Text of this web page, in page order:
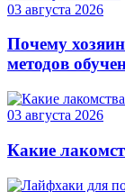
03 августа 2026
Почему
методов
03 августа 2026
Какие